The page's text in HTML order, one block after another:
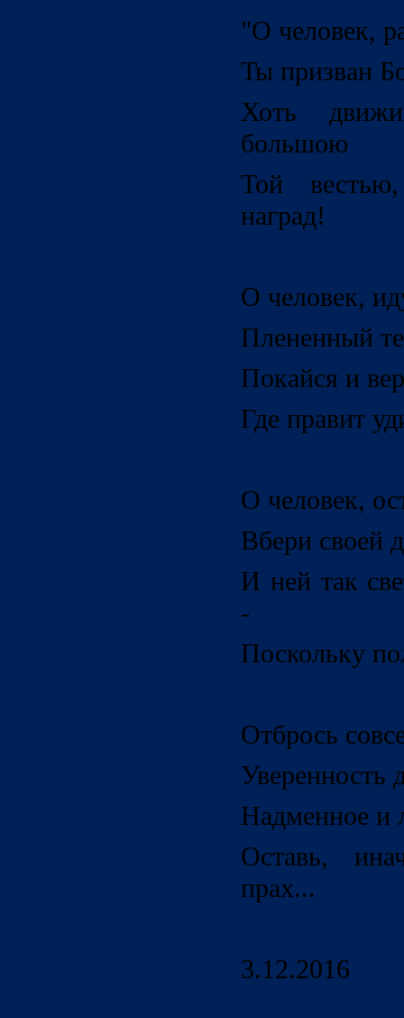
"О человек,
Ты призван
Хоть
большою
Той
наград!
О человек,
Плененный
Покайся и
Где правит
О человек,
Вбери своей
И ней так
-
Поскольку
Отбрось
Уверенность
Надменное и
Оставь,
прах...
3.12.2016